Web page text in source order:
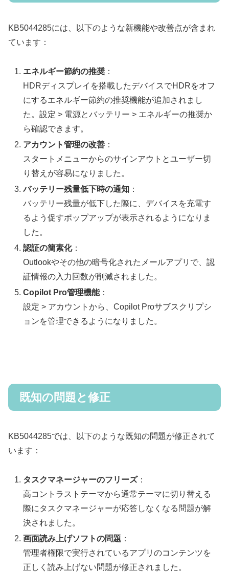
KB5044285には、以下のような新機能や改善点が含まれ
ています：
エネルギー節約の推奨 ：
HDRディスプレイを搭載したデバイスでHDRをオフ
にするエネルギー節約の推奨機能が追加されまし
た。設定 > 電源とバッテリー > エネルギーの推奨か
ら確認できます。
アカウント管理の改善 ：
スタートメニューからのサインアウトとユーザー切
り替えが容易になりました。
バッテリー残量低下時の通知 ：
バッテリー残量が低下した際に、デバイスを充電す
るよう促すポップアップが表示されるようになりま
した。
認証の簡素化：
Outlookやその他の暗号化されたメールアプリで、認
証情報の入力回数が削減されました。
Copilot Pro管理機能：
設定 > アカウントから、Copilot Proサブスクリプシ
ョンを管理できるようになりました。
既知の問題と修正
KB5044285では、以下のような既知の問題が修正されて
います：
タスクマネージャーのフリーズ：
高コントラストテーマから通常テーマに切り替える
際にタスクマネージャーが応答しなくなる問題が解
決されました。
画面読み上げソフトの問題 ：
管理者権限で実行されているアプリのコンテンツを
正しく読み上げない問題が修正されました。